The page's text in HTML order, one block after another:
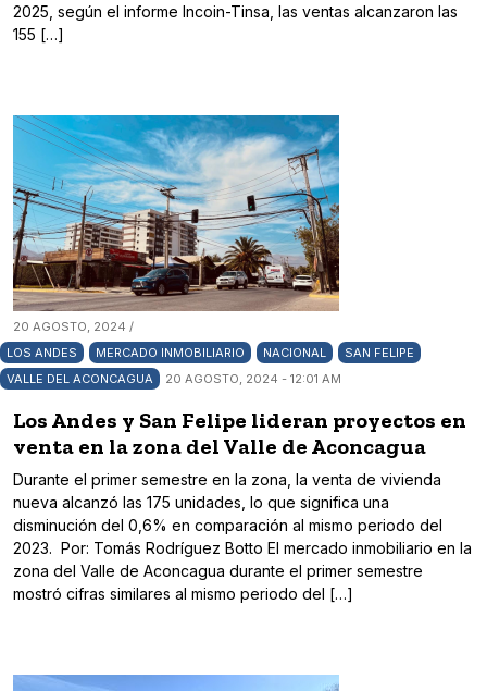
2025, según el informe Incoin-Tinsa, las ventas alcanzaron las
155 […]
20 AGOSTO, 2024 /
LOS ANDES
MERCADO INMOBILIARIO NACIONAL
SAN FELIPE
VALLE DEL ACONCAGUA
20 AGOSTO, 2024 - 12:01 AM
Los Andes y San Felipe lideran proyectos en
venta en la zona del Valle de Aconcagua
Durante el primer semestre en la zona, la venta de vivienda
nueva alcanzó las 175 unidades, lo que significa una
disminución del 0,6% en comparación al mismo periodo del
2023. Por: Tomás Rodríguez Botto El mercado inmobiliario en la
zona del Valle de Aconcagua durante el primer semestre
mostró cifras similares al mismo periodo del […]